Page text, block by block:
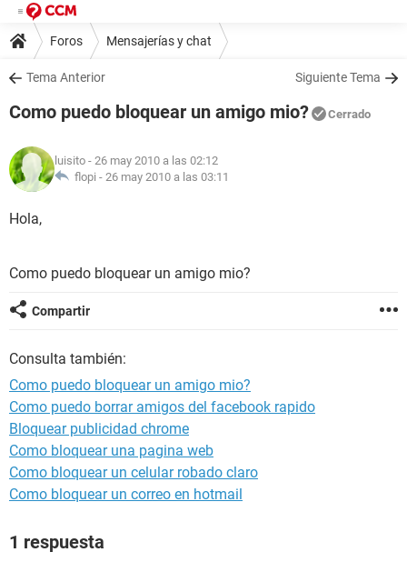
Foros Mensajerías y chat
Tema Anterior Siguiente Tema
Como puedo bloquear un amigo mio? Cerrado
luisito - 26 may 2010 a las 02:12
flopi - 26 may 2010 a las 03:11
Hola,
Como puedo bloquear un amigo mio?
Compartir
Consulta también:
Como puedo bloquear un amigo mio?
Como puedo borrar amigos del facebook rapido
Bloquear publicidad chrome
Como bloquear una pagina web
Como bloquear un celular robado claro
Como bloquear un correo en hotmail
1 respuesta